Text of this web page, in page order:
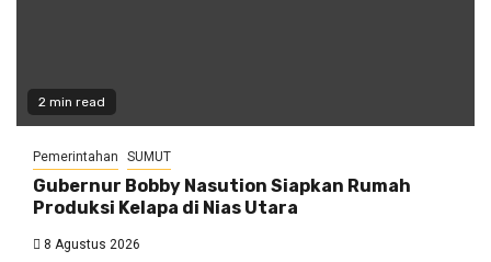
2 min read
Pemerintahan SUMUT
Gubernur Bobby Nasution Siapkan Rumah
Produksi Kelapa di Nias Utara
8 Agustus 2026